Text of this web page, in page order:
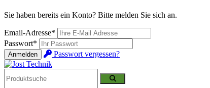
Sie haben bereits ein Konto? Bitte melden Sie sich an.
Email-Adresse*
Passwort*
Anmelden Passwort vergessen?